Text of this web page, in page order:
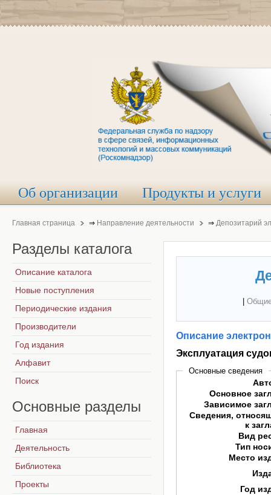
Об организации Продукты и услуги
Главная страница ⇒ Направление деятельности ⇒ Депозитарий
Описание
Эксплуатация
Основные сведения
Основное
Зависимое
Сведения,
к
Вид
Тип
Место
Год
Разделы каталога
Описание каталога
Новые поступления
Периодические издания
Производители
Год издания
Алфавит
Поиск
Основные разделы
Главная
Деятельность
Библиотека
Проекты